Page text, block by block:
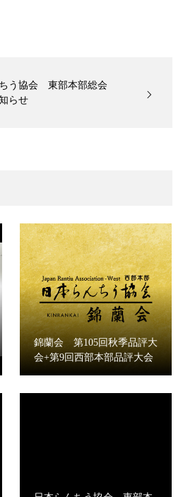
ちう協会 東部本部総会
らせ
錦蘭会 第105回秋季品評大
会+第9回西部本部品評大会